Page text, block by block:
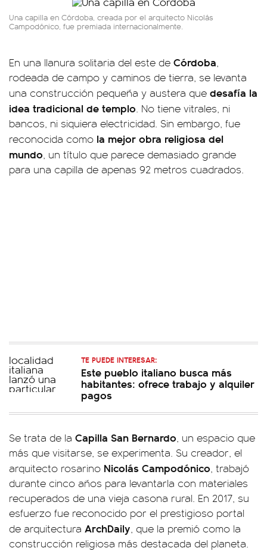
Una capilla en Córdoba, creada por el arquitecto Nicolás
Campodónico, fue premiada internacionalmente.
En una llanura solitaria del este de Córdoba,
rodeada de campo y caminos de tierra, se levanta
una construcción pequeña y austera que desafía la
idea tradicional de templo. No tiene vitrales, ni
bancos, ni siquiera electricidad. Sin embargo, fue
reconocida como la mejor obra religiosa del
mundo, un título que parece demasiado grande
para una capilla de apenas 92 metros cuadrados.
TE PUEDE INTERESAR:
Este pueblo italiano busca más
habitantes: ofrece trabajo y alquiler
pagos
Se trata de la Capilla San Bernardo, un espacio que
más que visitarse, se experimenta. Su creador, el
arquitecto rosarino Nicolás Campodónico, trabajó
durante cinco años para levantarla con materiales
recuperados de una vieja casona rural. En 2017, su
esfuerzo fue reconocido por el prestigioso portal
de arquitectura ArchDaily, que la premió como la
construcción religiosa más destacada del planeta.